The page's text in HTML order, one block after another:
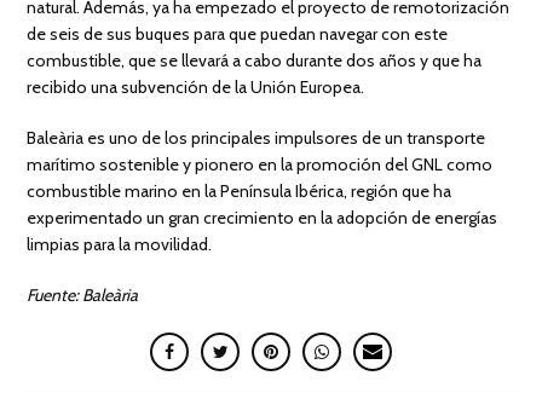
natural. Además, ya ha empezado el proyecto de remotorización
de seis de sus buques para que puedan navegar con este
combustible, que se llevará a cabo durante dos años y que ha
recibido una subvención de la Unión Europea.
Baleària es uno de los principales impulsores de un transporte
marítimo sostenible y pionero en la promoción del GNL como
combustible marino en la Península Ibérica, región que ha
experimentado un gran crecimiento en la adopción de energías
limpias para la movilidad.
Fuente: Baleària